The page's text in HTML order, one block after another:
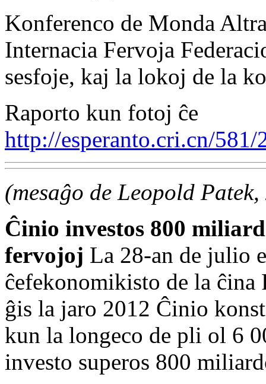
Konferenco de Monda
Internacia Fervoja
sesfoje, kaj la lokoj de la
Raporto kun fotoj ĉe
http://esperanto.cri.cn/
(mesaĝo de Leopold
Ĉinio investos 800
fervojoj La 28-an de julio
ĉefekonomikisto de la
ĝis la jaro 2012 Ĉinio
kun la longeco de pli ol 6
investo superos 800